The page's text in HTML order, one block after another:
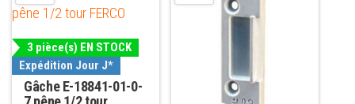
3 pièce(s) EN STOCK
Expédition Jour J*
Gâche E-18841-01-0-